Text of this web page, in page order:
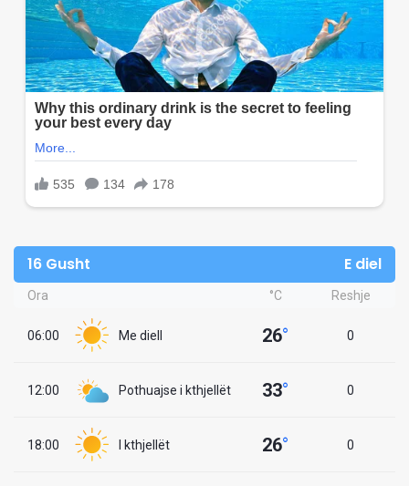
16 Gusht E diel
Ora °C Reshje
06:00 Me diell 26° 0
12:00 Pothuajse i kthjellët 33° 0
18:00 I kthjellët 26° 0